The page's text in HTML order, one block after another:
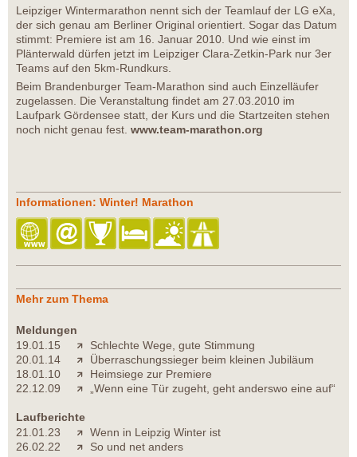
Leipziger Wintermarathon nennt sich der Teamlauf der LG eXa,
der sich genau am Berliner Original orientiert. Sogar das Datum
stimmt: Premiere ist am 16. Januar 2010. Und wie einst im
Plänterwald dürfen jetzt im Leipziger Clara-Zetkin-Park nur 3er
Teams auf den 5km-Rundkurs.
Beim Brandenburger Team-Marathon sind auch Einzelläufer
zugelassen. Die Veranstaltung findet am 27.03.2010 im
Laufpark Gördensee statt, der Kurs und die Startzeiten stehen
noch nicht genau fest. www.team-marathon.org
Informationen: Winter! Marathon
Mehr zum Thema
Meldungen
19.01.15
Schlechte Wege, gute Stimmung
20.01.14
Überraschungssieger beim kleinen Jubiläum
18.01.10
Heimsiege zur Premiere
22.12.09
„Wenn eine Tür zugeht, geht anderswo eine auf“
Laufberichte
21.01.23
Wenn in Leipzig Winter ist
26.02.22
So und net anders